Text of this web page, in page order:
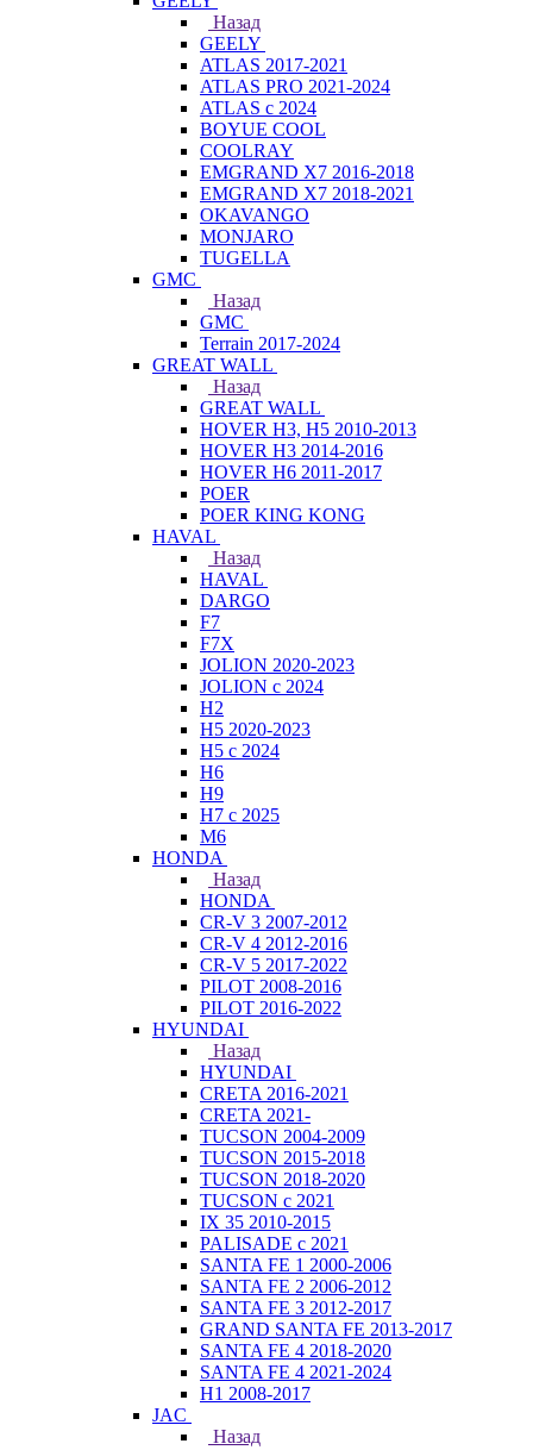
Назад
GEELY
ATLAS 2017-2021
ATLAS PRO 2021-2024
ATLAS с 2024
BOYUE COOL
COOLRAY
EMGRAND X7 2016-2018
EMGRAND X7 2018-2021
OKAVANGO
MONJARO
TUGELLA
GMC
Назад
GMC
Terrain 2017-2024
GREAT WALL
Назад
GREAT WALL
HOVER H3, H5 2010-2013
HOVER H3 2014-2016
HOVER H6 2011-2017
POER
POER KING KONG
HAVAL
Назад
HAVAL
DARGO
F7
F7X
JOLION 2020-2023
JOLION с 2024
H2
H5 2020-2023
H5 с 2024
H6
H9
H7 с 2025
M6
HONDA
Назад
HONDA
CR-V 3 2007-2012
CR-V 4 2012-2016
CR-V 5 2017-2022
PILOT 2008-2016
PILOT 2016-2022
HYUNDAI
Назад
HYUNDAI
CRETA 2016-2021
CRETA 2021-
TUCSON 2004-2009
TUCSON 2015-2018
TUCSON 2018-2020
TUCSON с 2021
IX 35 2010-2015
PALISADE с 2021
SANTA FE 1 2000-2006
SANTA FE 2 2006-2012
SANTA FE 3 2012-2017
GRAND SANTA FE 2013-2017
SANTA FE 4 2018-2020
SANTA FE 4 2021-2024
H1 2008-2017
JAC
Назад